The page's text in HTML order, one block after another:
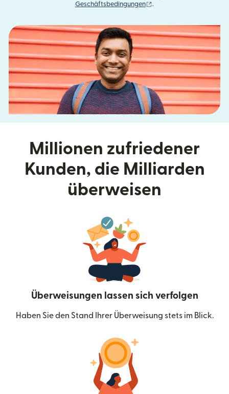
Geschäftsbedingungen
.
Millionen zufriedener
Kunden, die Milliarden
überweisen
Überweisungen lassen sich verfolgen
Haben Sie den Stand Ihrer Überweisung stets im Blick.